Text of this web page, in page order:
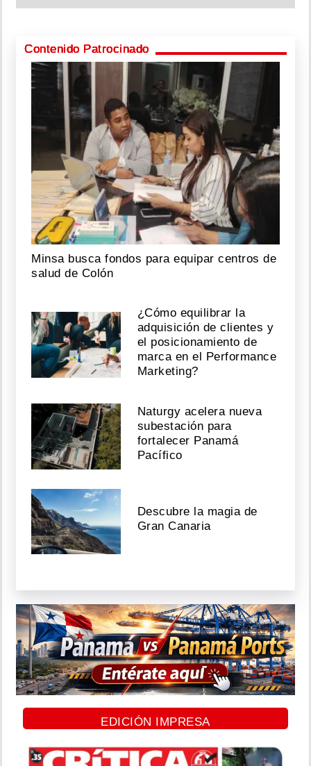
Contenido Patrocinado
Minsa busca fondos para equipar centros de
salud de Colón
¿Cómo equilibrar la
adquisición de clientes y
el posicionamiento de
marca en el Performance
Marketing?
Naturgy acelera nueva
subestación para
fortalecer Panamá
Pacífico
Descubre la magia de
Gran Canaria
EDICIÓN IMPRESA